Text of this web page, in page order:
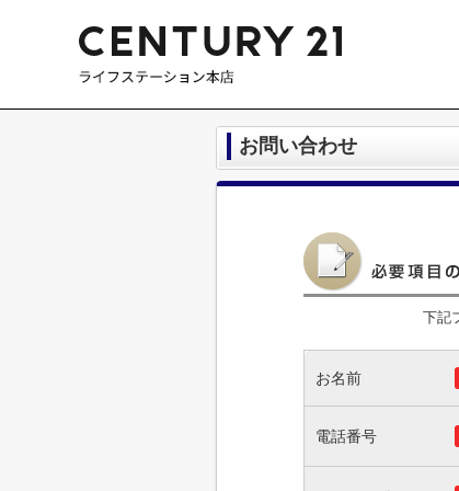
お問い合わせ
下記
お名前
電話番号